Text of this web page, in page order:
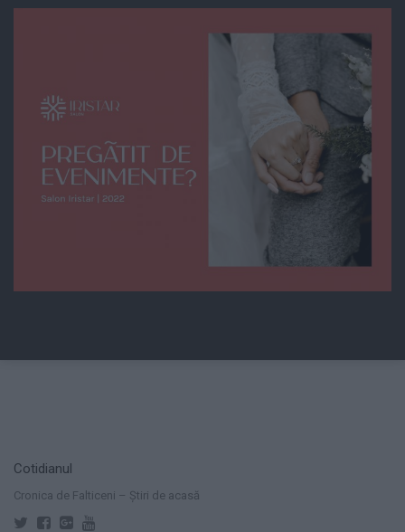
Cotidianul
Cronica de Falticeni – Știri de acasă